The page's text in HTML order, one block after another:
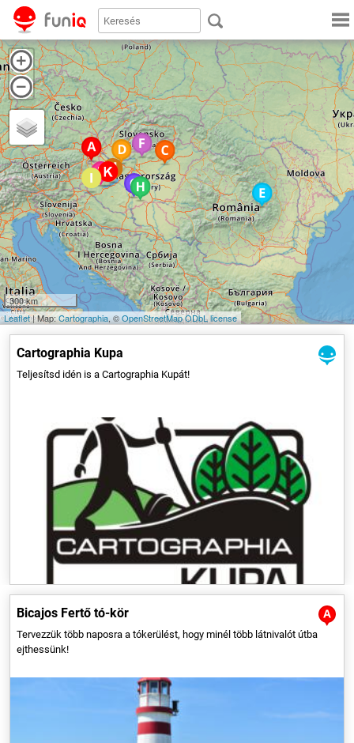
300 km
Leaflet| Map:Cartographia, ©OpenStreetMapODbL license
Cartographia Kupa
24 teljesítménytúra vár rád januártól decemberig, ha részt veszel a
Cartographia Kupa sorozatában. Minél több túrát teljesítesz, annál
nagyobb kupát kapsz! A Kupa az ország változatos tájaira kalauzolja a
résztvevőket, a részleteket a kupakiírásban találjátok!
Teljesítsd idén is a Cartographia Kupát!
Bicajos Fertő tó-kör
A klasszikus tókerülő kör teljesítése egy nap alatt kitűnő
sportteljesítmény, de átlagos kondíciójú kerékpárosoknak érdemes 2
napra tervezniük. Stranddal és látnivalókkal kiegészítve a túrát 3-4 nap
kényelmes bringázással számoljunk.
Tervezzük több naposra a tókerülést, hogy minél több látnivalót útba
ejthessünk!
Ajánlatunkban rövidebb, könnyen teljesíthető kerékpártúrákat